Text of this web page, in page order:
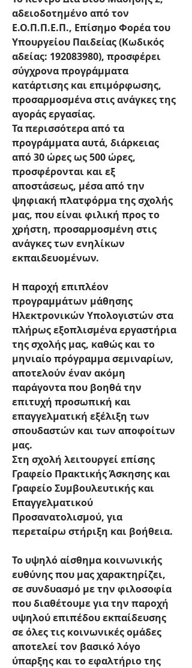
αδειοδοτημένο από τον
Ε.Ο.Π.Π.Ε.Π., Επίσημο Φορέα του
Υπουργείου Παιδείας (Κωδικός
αδείας: 192083980), προσφέρει
σύγχρονα προγράμματα
κατάρτισης και επιμόρφωσης,
προσαρμοσμένα στις ανάγκες της
αγοράς εργασίας.
Τα περισσότερα από τα
προγράμματα αυτά, διάρκειας
από 30 ώρες ως 500 ώρες,
προσφέρονται και εξ
αποστάσεως, μέσα από την
ψηφιακή πλατφόρμα της σχολής
μας, που είναι φιλική προς το
χρήστη, προσαρμοσμένη στις
ανάγκες των ενηλίκων
εκπαιδευομένων.
Η παροχή επιπλέον
προγραμμάτων μάθησης
Ηλεκτρονικών Υπολογιστών στα
πλήρως εξοπλισμένα εργαστήρια
της σχολής μας, καθώς και το
μηνιαίο πρόγραμμα σεμιναρίων,
αποτελούν έναν ακόμη
παράγοντα που βοηθά την
επιτυχή προσωπική και
επαγγελματική εξέλιξη των
σπουδαστών και των αποφοίτων
μας.
Στη σχολή λειτουργεί επίσης
Γραφείο Πρακτικής Άσκησης και
Γραφείο Συμβουλευτικής και
Επαγγελματικού
Προσανατολισμού, για
περεταίρω στήριξη και βοήθεια.
Το υψηλό αίσθημα κοινωνικής
ευθύνης που μας χαρακτηρίζει,
σε συνδυασμό με την φιλοσοφία
που διαθέτουμε για την παροχή
υψηλού επιπέδου εκπαίδευσης
σε όλες τις κοινωνικές ομάδες
αποτελεί τον βασικό λόγο
ύπαρξης και το εφαλτήριο της